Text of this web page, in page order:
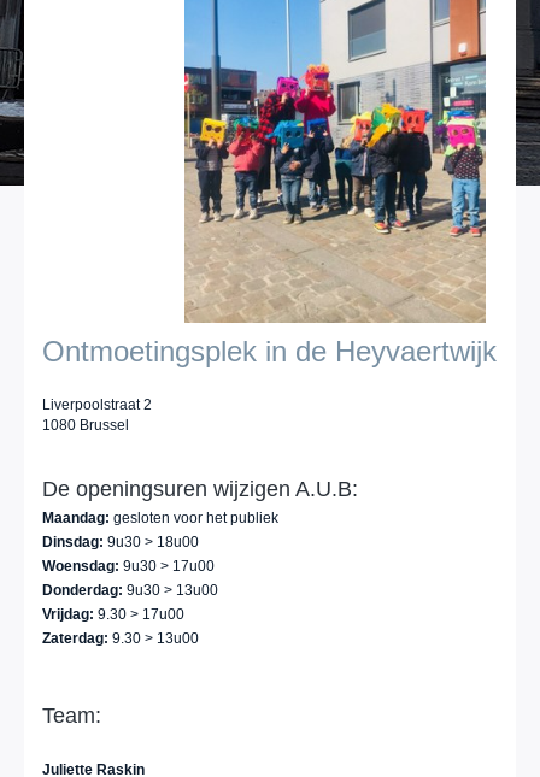
Ontmoetingsplek in de Heyvaertwijk
Liverpoolstraat 2
1080 Brussel
De openingsuren wijzigen A.U.B:
Maandag: gesloten voor het publiek
Dinsdag: 9u30 > 18u00
Woensdag: 9u30 > 17u00
Donderdag: 9u30 > 13u00
Vrijdag: 9.30 > 17u00
Zaterdag: 9.30 > 13u00
Team:
Juliette Raskin